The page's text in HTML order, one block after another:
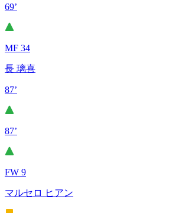
69’
MF 34
長 璃喜
87’
87’
FW 9
マルセロ ヒアン